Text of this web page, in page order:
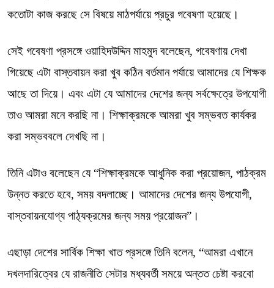
কতোটা কাজ করছে সে বিষয়ে মাঠপর্যায়ে প্রচুর গবেষণা হয়েছে।
সেই গবেষণা প্রসঙ্গে ওয়াহিদউদ্দিন মাহমুদ বলেছেন, গবেষণায় দেখা
গিয়েছে এটা বাস্তবায়ন করা খুব কঠিন বর্তমান পর্যায়ে আমাদের যে শিক্ষক
আছে তা দিয়ে। এবং এটা যে আমাদের দেশের জন্য সর্বক্ষেত্রে উপযোগী
তাও আমরা মনে করছি না। শিক্ষাক্রমকে আমরা খুব সম্ভবত কার্যকর
করা সম্ভববলে দেখছি না।
তিনি এটাও বলেছেন যে “শিক্ষাক্রমকে আধুনিক করা প্রয়োজন, পাঠক্রম
উন্নত করতে হবে, সময় বদলাচ্ছে। আমাদের দেশের জন্য উপযোগী,
বাস্তবায়নযোগ্য পাঠ্যক্রমের জন্য সময় প্রয়োজন”।
এছাড়া দেশের সার্বিক শিক্ষা খাত প্রসঙ্গে তিনি বলেন, “আমরা এখানে
দখলদারিত্বের যে রাজনীতি সেটার মধ্যবর্তী সময়ে অন্তত চেষ্টা করবো